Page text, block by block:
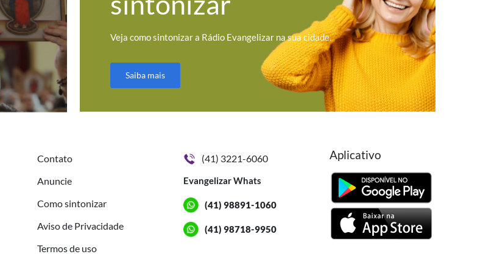
Veja como sintonizar a Rádio Evangelizar na sua cidade.
Saiba mais
Contato
Anuncie
Como sintonizar
Aviso de Privacidade
Termos de uso
(41) 3221-6060
Evangelizar Whats
(41) 98891-1060
(41) 98718-9950
Aplicativo